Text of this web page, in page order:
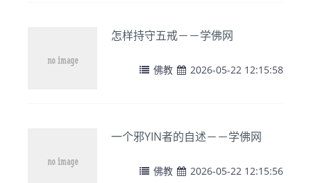
怎样持守五戒－－学佛网
佛教 2026-05-22 12:15:58
一个邪YIN者的自述－－学佛网
佛教 2026-05-22 12:15:56